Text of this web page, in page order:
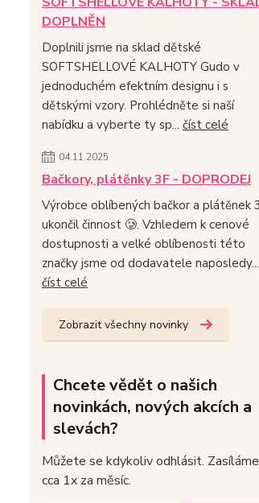
DOPLNĚN
Doplnili jsme na sklad dětské
SOFTSHELLOVÉ KALHOTY Gudo v
jednoduchém efektním designu i s
dětskými vzory. Prohlédněte si naší
nabídku a vyberte ty sp... číst celé
04.11.2025
Bačkory, plátěnky 3F - DOPRODEJ
Výrobce oblíbených bačkor a plátěnek
ukončil činnost 🥲. Vzhledem k cenové
dostupnosti a velké oblíbenosti této
značky jsme od dodavatele naposledy...
číst celé
Zobrazit všechny novinky
Chcete vědět o našich
novinkách, nových akcích a
slevách?
Můžete se kdykoliv odhlásit. Zasíláme
cca 1x za měsíc.